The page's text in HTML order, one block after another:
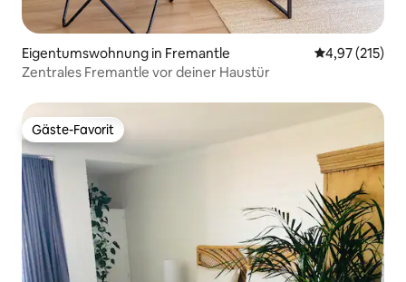
Eigentumswohnung in Fremantle
4,97 (215)
Zentrales Fremantle vor deiner Haustür
Gäste-Favorit
Gäste-Favorit